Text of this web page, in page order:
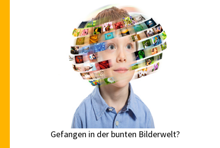
Gefangen in der bunten Bilderwelt?